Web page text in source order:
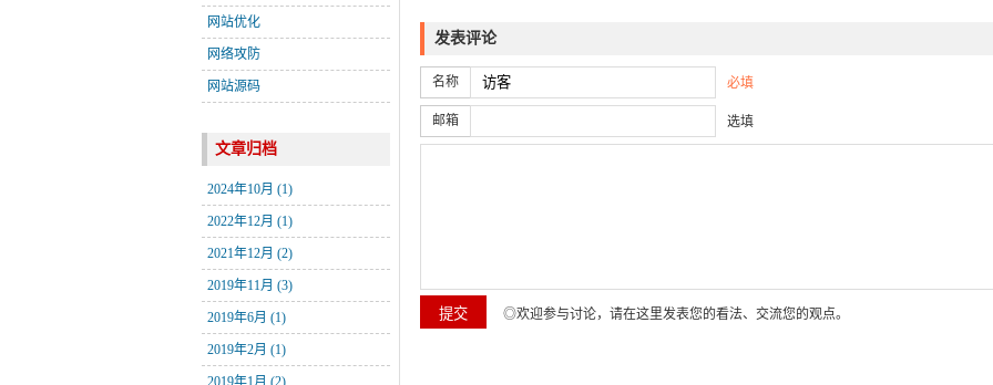
网站优化
网络攻防
网站源码
文章归档
2024年10月 (1)
2022年12月 (1)
2021年12月 (2)
2019年11月 (3)
2019年6月 (1)
2019年2月 (1)
2019年1月 (2)
发表评论
名称 必填
邮箱 选填
◎欢迎参与讨论，请在这里发表您的看法、交流您的观点。